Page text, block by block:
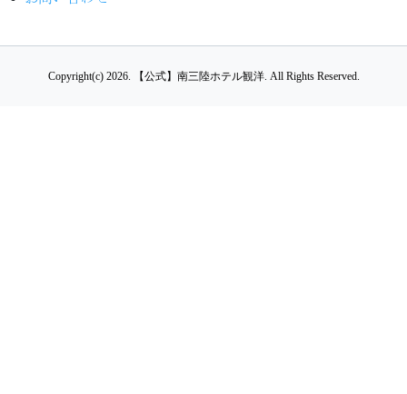
Copyright(c) 2026. 【公式】南三陸ホテル観洋. All Rights Reserved.